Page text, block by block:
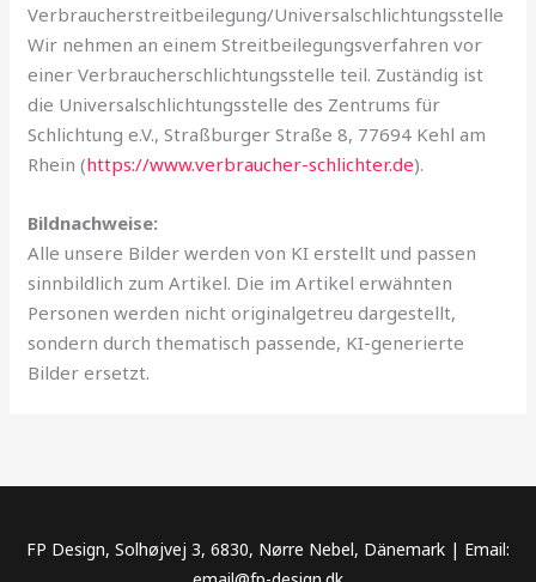
Verbraucher­streit­beilegung/Universal­schlichtungs­stelle
Wir nehmen an einem Streitbeilegungsverfahren vor
einer Verbraucherschlichtungsstelle teil. Zuständig ist
die Universalschlichtungsstelle des Zentrums für
Schlichtung e.V., Straßburger Straße 8, 77694 Kehl am
Rhein (https://www.verbraucher-schlichter.de).
Bildnachweise:
Alle unsere Bilder werden von KI erstellt und passen
sinnbildlich zum Artikel. Die im Artikel erwähnten
Personen werden nicht originalgetreu dargestellt,
sondern durch thematisch passende, KI-generierte
Bilder ersetzt.
FP Design, Solhøjvej 3, 6830, Nørre Nebel, Dänemark | Email: